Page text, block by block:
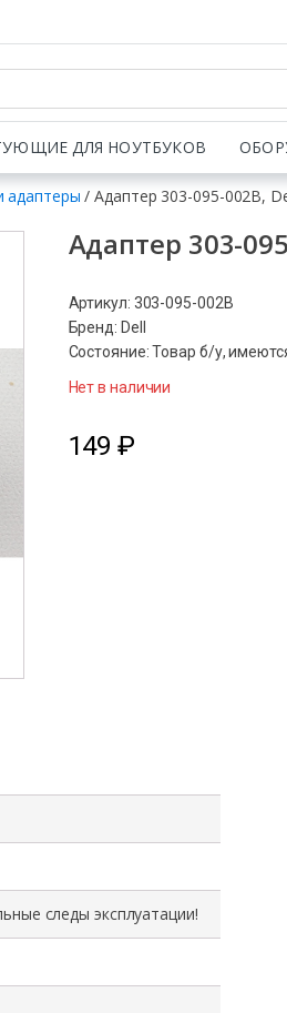
ДЛЯ НОУТБУКОВ
адаптеры / Адаптер 303-095-002B,
Адаптер 303-
Артикул: 303-095-002B
Бренд: Dell
Состояние: Товар б/у,
Нет в наличии
149₽
следы эксплуатации!